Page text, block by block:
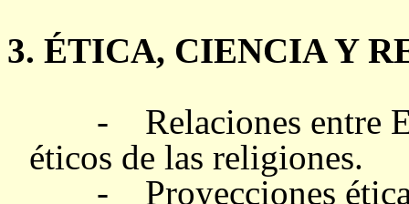
3. ÉTICA, CIENCIA Y
- Relaciones entre
éticos de las religiones.
- Proyecciones